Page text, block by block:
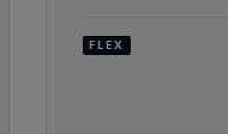
FLEX